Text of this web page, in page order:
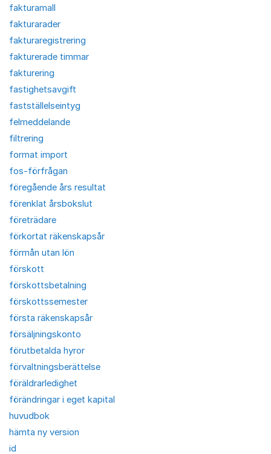
fakturamall
fakturarader
fakturaregistrering
fakturerade timmar
fakturering
fastighetsavgift
fastställelseintyg
felmeddelande
filtrering
format import
fos-förfrågan
föregående års resultat
förenklat årsbokslut
företrädare
förkortat räkenskapsår
förmån utan lön
förskott
förskottsbetalning
förskottssemester
första räkenskapsår
försäljningskonto
förutbetalda hyror
förvaltningsberättelse
föräldrarledighet
förändringar i eget kapital
huvudbok
hämta ny version
id